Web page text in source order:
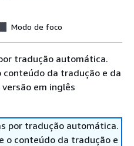
Modo de foco
tradução automática.
da tradução e da
em inglês
por tradução automática.
o conteúdo da tradução e